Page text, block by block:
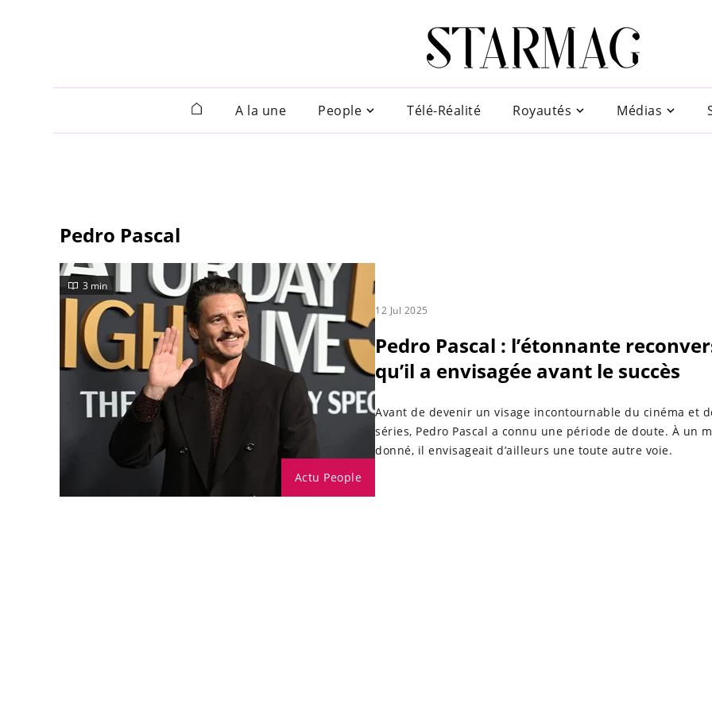
A la une People Télé-Réalité Royautés Médias
Pedro Pascal
Actu People
3 min
12 Jul 2025
Pedro Pascal : l’étonnante
qu’il a envisagée avant le succès
Avant de devenir un visage incontournable du cinéma et
séries, Pedro Pascal a connu une période de doute. À un
donné, il envisageait d’ailleurs une toute autre voie.